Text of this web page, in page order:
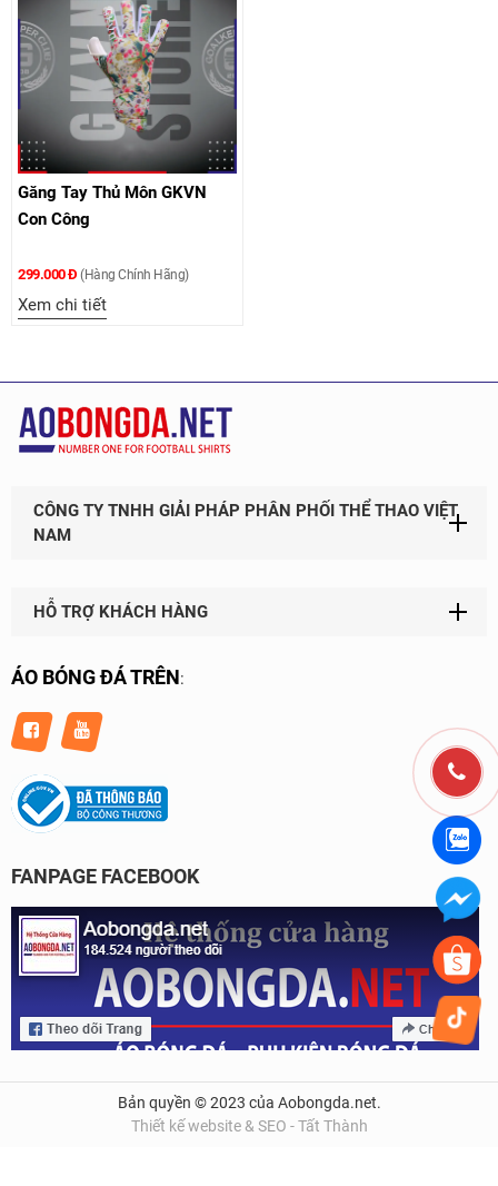
Găng Tay Thủ Môn GKVN
Con Công
299.000 Đ (Hàng Chính Hãng)
Xem chi tiết
CÔNG TY TNHH GIẢI PHÁP PHÂN PHỐI THỂ THAO VIỆT
NAM
HỖ TRỢ KHÁCH HÀNG
ÁO BÓNG ĐÁ TRÊN:
FANPAGE FACEBOOK
Bản quyền © 2023 của Aobongda.net.
Thiết kế website & SEO - Tất Thành